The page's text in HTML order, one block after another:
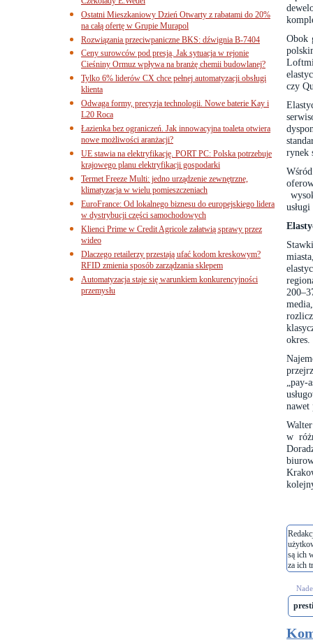
Obok
czy
rynek
okres.
w
są ich
za ich
Ostatni Mieszkaniowy Dzień Otwarty z rabatami do 20%
na całą ofertę w Grupie Murapol
Rozwiązania przeciwpaniczne BKS: dźwignia B-7404
Ceny surowców pod presją. Jak sytuacja w rejonie
Cieśniny Ormuz wpływa na branżę chemii budowlanej?
Tylko 6% liderów CX chce pełnej automatyzacji obsługi
klienta
Odwaga formy, precyzja technologii. Nowe baterie Kay i
L20 Roca
Łazienka bez ograniczeń. Jak innowacyjna toaleta otwiera
nowe możliwości aranżacji?
UE stawia na elektryfikację. PORT PC: Polska potrzebuje
krajowego planu elektryfikacji gospodarki
Termet Freeze Multi: jedno urządzenie zewnętrzne,
klimatyzacja w wielu pomieszczeniach
EuroFrance: Od lokalnego biznesu do europejskiego lidera
w dystrybucji części samochodowych
Klienci Prime w Credit Agricole załatwią sprawy przez
wideo
Dlaczego retailerzy przestają ufać kodom kreskowym?
RFID zmienia sposób zarządzania sklepem
Automatyzacja staje się warunkiem konkurencyjności
przemysłu